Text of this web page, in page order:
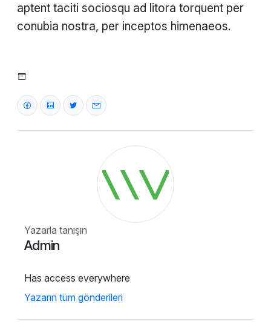
aptent taciti sociosqu ad litora torquent per
conubia nostra, per inceptos himenaeos.
Yazarla tanışın
Admin
Has access everywhere
Yazarın tüm gönderileri